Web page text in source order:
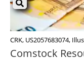
CRK, US2057683074,
Comstock